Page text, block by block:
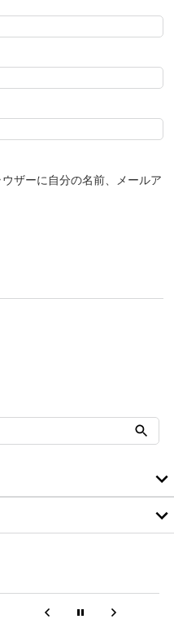
ザーに自分の名前、メールア
検